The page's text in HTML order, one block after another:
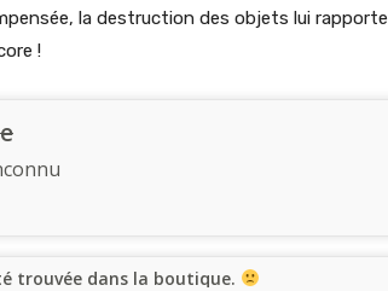
la destruction des objets lui
!
trouvée dans la boutique.